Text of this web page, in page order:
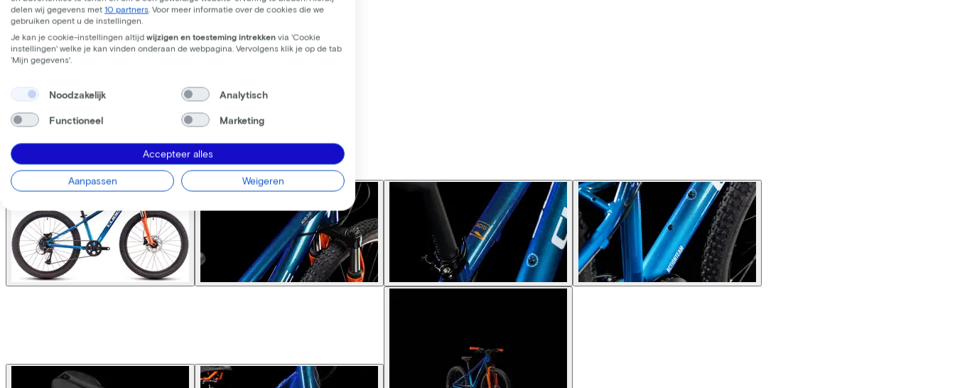
delen wij gegevens met 10 partners . Voor meer informatie over de cookies die we
gebruiken opent u de instellingen.
Je kan je cookie-instellingen altijd wijzigen en toesteming intrekken via 'Cookie
instellingen' welke je kan vinden onderaan de webpagina. Vervolgens klik je op de tab
‘Mijn gegevens'.
Noodzakelijk Analytisch
Functioneel Marketing
Accepteer alles
Aanpassen Weigeren